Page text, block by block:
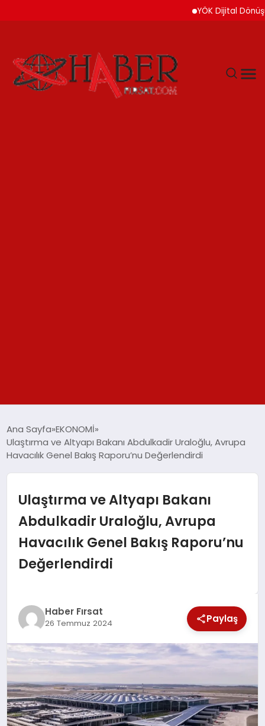
YÖK Dijital Dönüşüm
SPOR
TEKNOLOJİ
SAĞLIK
EKONOMİ
MAGAZİN
DÜNYA
Ana Sayfa EKONOMİ
Ulaştırma ve Altyapı Bakanı Abdulkadir Uraloğlu, Avrupa
Havacılık Genel Bakış Raporu’nu Değerlendirdi
Ulaştırma ve Altyapı Bakanı
Abdulkadir Uraloğlu, Avrupa
Havacılık Genel Bakış Raporu’nu
Değerlendirdi
Haber Fırsat
26 Temmuz 2024 Paylaş